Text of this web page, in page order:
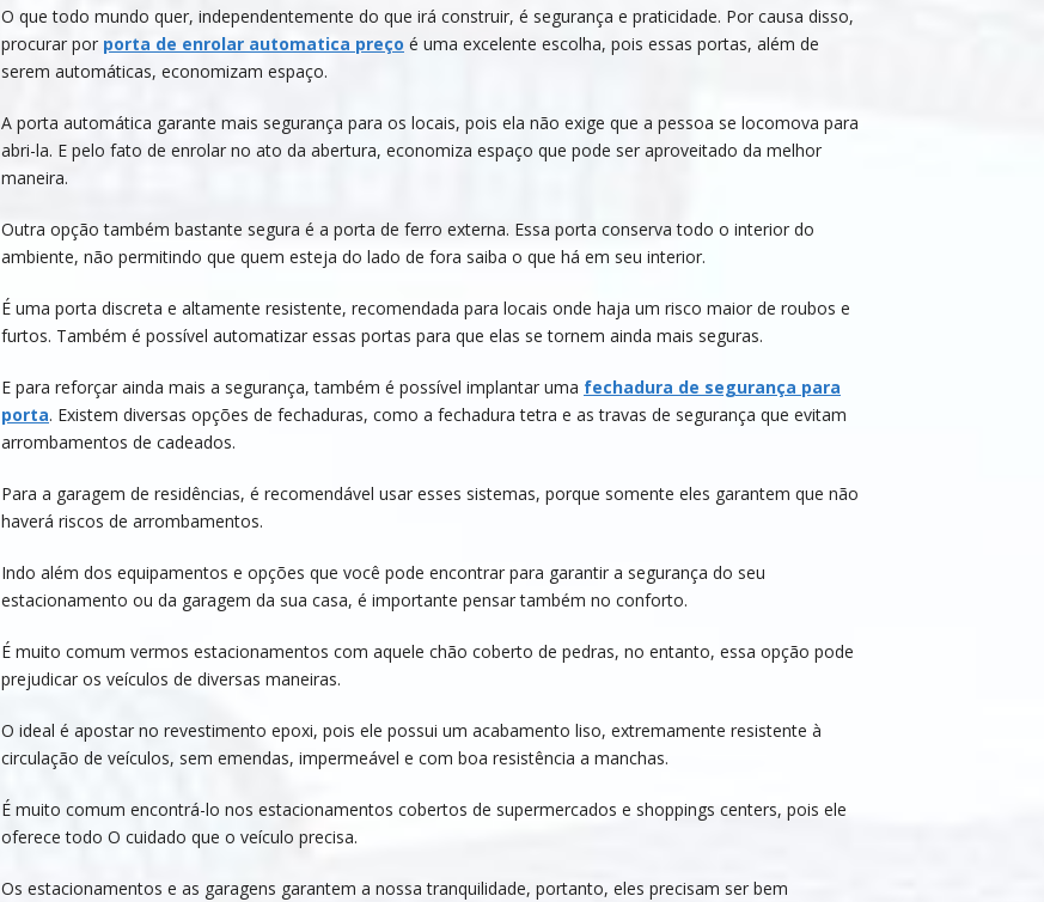
O que todo mundo quer, independentemente do que irá construir, é segurança e praticidade. Por causa disso,
procurar por porta de enrolar automatica preço é uma excelente escolha, pois essas portas, além de
serem automáticas, economizam espaço.
A porta automática garante mais segurança para os locais, pois ela não exige que a pessoa se locomova para
abri-la. E pelo fato de enrolar no ato da abertura, economiza espaço que pode ser aproveitado da melhor
maneira.
Outra opção também bastante segura é a porta de ferro externa. Essa porta conserva todo o interior do
ambiente, não permitindo que quem esteja do lado de fora saiba o que há em seu interior.
É uma porta discreta e altamente resistente, recomendada para locais onde haja um risco maior de roubos e
furtos. Também é possível automatizar essas portas para que elas se tornem ainda mais seguras.
E para reforçar ainda mais a segurança, também é possível implantar uma fechadura de segurança para
porta. Existem diversas opções de fechaduras, como a fechadura tetra e as travas de segurança que evitam
arrombamentos de cadeados.
Para a garagem de residências, é recomendável usar esses sistemas, porque somente eles garantem que não
haverá riscos de arrombamentos.
Indo além dos equipamentos e opções que você pode encontrar para garantir a segurança do seu
estacionamento ou da garagem da sua casa, é importante pensar também no conforto.
É muito comum vermos estacionamentos com aquele chão coberto de pedras, no entanto, essa opção pode
prejudicar os veículos de diversas maneiras.
O ideal é apostar no revestimento epoxi, pois ele possui um acabamento liso, extremamente resistente à
circulação de veículos, sem emendas, impermeável e com boa resistência a manchas.
É muito comum encontrá-lo nos estacionamentos cobertos de supermercados e shoppings centers, pois ele
oferece todo O cuidado que o veículo precisa.
Os estacionamentos e as garagens garantem a nossa tranquilidade, portanto, eles precisam ser bem